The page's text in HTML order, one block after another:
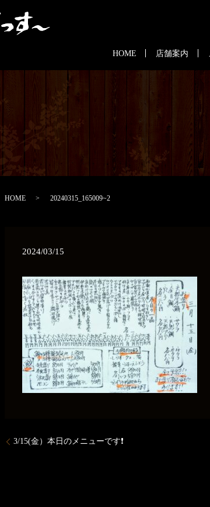
HOME 店舗案内
HOME 20240315_165009~2
2024/03/15
3/15(金）本日のメニューです❗